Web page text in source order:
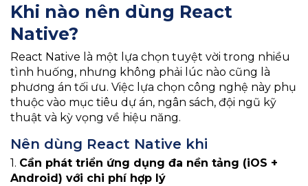
Khi nào nên dùng React
Native?
React Native là một lựa chọn tuyệt vời trong nhiều
tình huống, nhưng không phải lúc nào cũng là
phương án tối ưu. Việc lựa chọn công nghệ này phụ
thuộc vào mục tiêu dự án, ngân sách, đội ngũ kỹ
thuật và kỳ vọng về hiệu năng.
Nên dùng React Native khi
1. Cần phát triển ứng dụng đa nền tảng (iOS +
Android) với chi phí hợp lý